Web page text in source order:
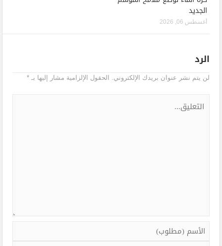
الجديد
أغسطس 06, 2026
الرد
لن يتم نشر عنوان بريدك الإلكتروني. الحقول الإلزامية مشار إليها بـ*